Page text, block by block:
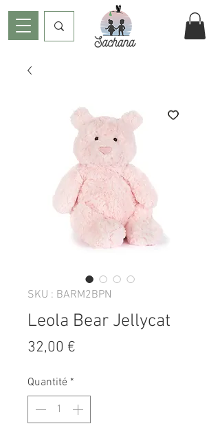
SKU : BARM2BPN
Leola Bear Jellycat
32,00 €
Quantité *